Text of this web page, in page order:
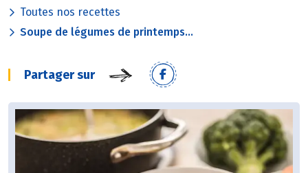
Toutes nos recettes
Soupe de légumes de printemps...
Partager sur